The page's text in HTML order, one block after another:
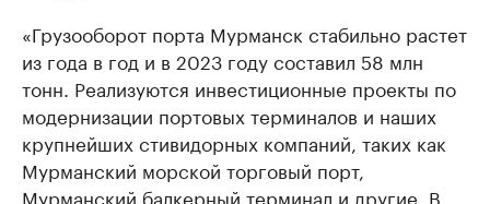
«Грузооборот порта Мурманск стабильно растет
из года в год и в 2023 году составил 58 млн
тонн. Реализуются инвестиционные проекты по
модернизации портовых терминалов и наших
крупнейших стивидорных компаний, таких как
Мурманский морской торговый порт,
Мурманский балкерный терминал и другие. В